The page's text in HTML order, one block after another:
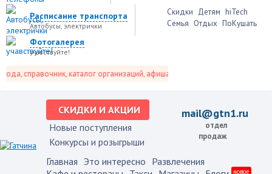
Расписание транспорта
Автобусы, электрички
Фотогалерея
учавствуйте!
справочник, каталог организаций, афиша событий и не только это.
Скидки Детям hiTech
Семья Отдых ПоКушать
СКИДКИ И АКЦИИ
Новые поступления
Конкурсы и розыгрыши
mail@gtn1.ru
отдел
продаж
Главная Это интересно Развлечения
новое